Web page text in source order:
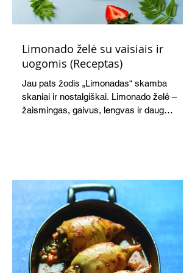
Limonado želė su vaisiais ir
uogomis (Receptas)
Jau pats žodis „Limonadas“ skamba
skaniai ir nostalgiškai. Limonado želė –
žaismingas, gaivus, lengvas ir daug